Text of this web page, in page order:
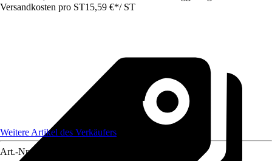
Versandkosten pro ST15,59 €*/ ST
Weitere Artikel des Verkäufers
Art.-Nr.